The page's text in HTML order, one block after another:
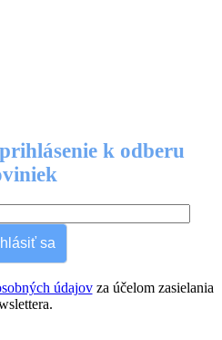
k odberu
sa
údajovza účelom zasielania